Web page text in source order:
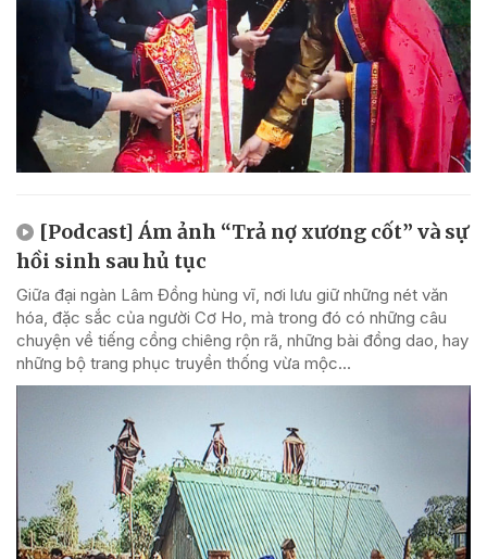
[Podcast] Ám ảnh “Trả nợ xương cốt” và sự
hồi sinh sau hủ tục
Giữa đại ngàn Lâm Đồng hùng vĩ, nơi lưu giữ những nét văn
hóa, đặc sắc của người Cơ Ho, mà trong đó có những câu
chuyện về tiếng cồng chiêng rộn rã, những bài đồng dao, hay
những bộ trang phục truyền thống vừa mộc...